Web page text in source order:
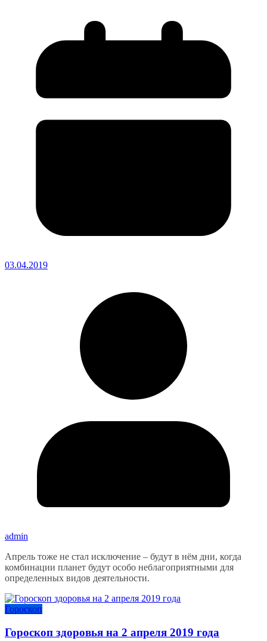
03.04.2019
admin
Апрель тоже не стал исключение – будут в нём дни, когда
комбинации планет будут особо неблагоприятными для
определенных видов деятельности.
Гороскоп
Гороскоп здоровья на 2 апреля 2019 года